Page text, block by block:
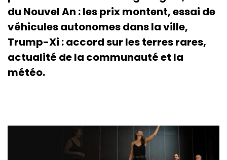
du Nouvel An : les prix montent, essai de
véhicules autonomes dans la ville,
Trump-Xi : accord sur les terres rares,
actualité de la communauté et la
météo.